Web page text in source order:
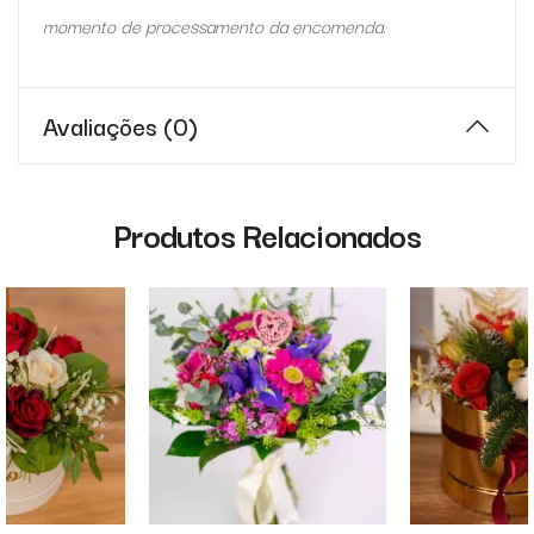
momento de processamento da encomenda.
Avaliações (0)
Produtos Relacionados